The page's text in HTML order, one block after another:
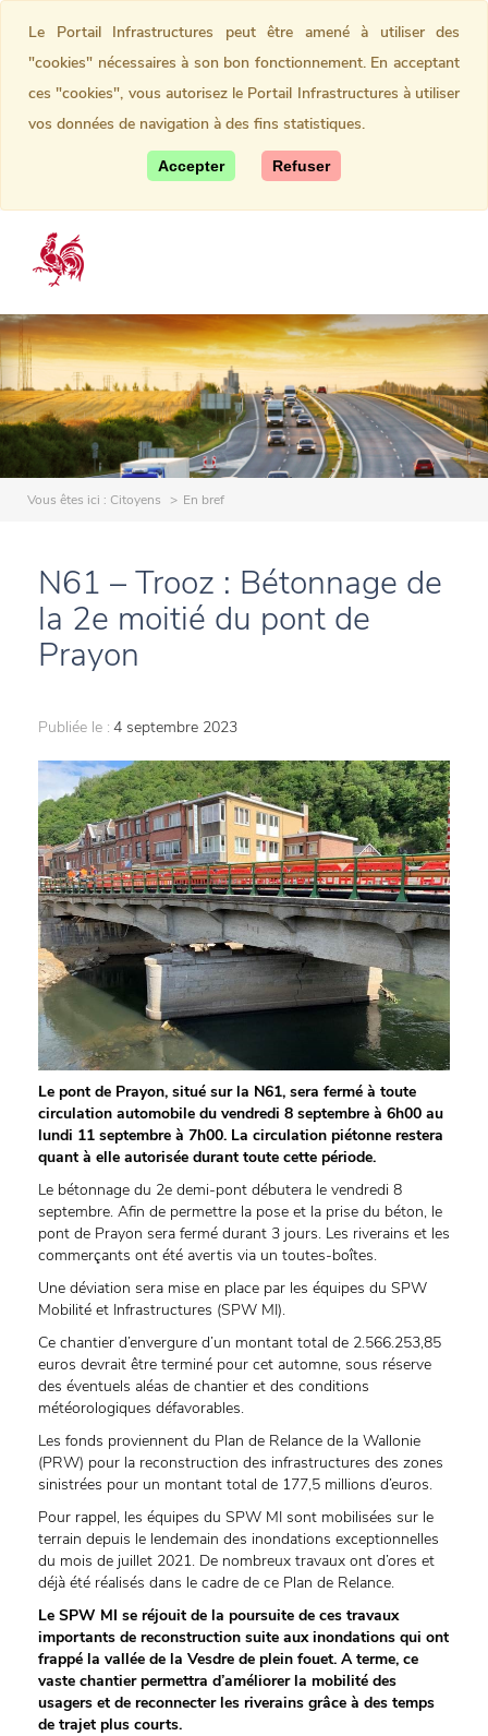
Vous êtes ici : Citoyens En bref
N61 – Trooz : Bétonnage de
la 2e moitié du pont de
Prayon
Publiée le : 4 septembre 2023
Le pont de Prayon, situé sur la N61, sera fermé à toute
circulation automobile du vendredi 8 septembre à 6h00 au
lundi 11 septembre à 7h00. La circulation piétonne restera
quant à elle autorisée durant toute cette période.
Le bétonnage du 2e demi-pont débutera le vendredi 8
septembre. Afin de permettre la pose et la prise du béton, le
pont de Prayon sera fermé durant 3 jours. Les riverains et les
commerçants ont été avertis via un toutes-boîtes.
Une déviation sera mise en place par les équipes du SPW
Mobilité et Infrastructures (SPW MI).
Ce chantier d’envergure d’un montant total de 2.566.253,85
euros devrait être terminé pour cet automne, sous réserve
des éventuels aléas de chantier et des conditions
météorologiques défavorables.
Les fonds proviennent du Plan de Relance de la Wallonie
(PRW) pour la reconstruction des infrastructures des zones
sinistrées pour un montant total de 177,5 millions d’euros.
Pour rappel, les équipes du SPW MI sont mobilisées sur le
terrain depuis le lendemain des inondations exceptionnelles
du mois de juillet 2021. De nombreux travaux ont d’ores et
déjà été réalisés dans le cadre de ce Plan de Relance.
Le SPW MI se réjouit de la poursuite de ces travaux
importants de reconstruction suite aux inondations qui ont
frappé la vallée de la Vesdre de plein fouet. A terme, ce
vaste chantier permettra d’améliorer la mobilité des
usagers et de reconnecter les riverains grâce à des temps
de trajet plus courts.
Le Portail Infrastructures peut être amené à utiliser des
"cookies" nécessaires à son bon fonctionnement. En acceptant
ces "cookies", vous autorisez le Portail Infrastructures à utiliser
vos données de navigation à des fins statistiques.
Accepter Refuser